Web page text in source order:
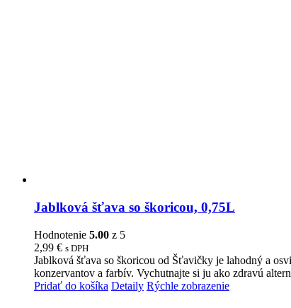
Jablková šťava so škoricou, 0,75L
Hodnotenie 5.00 z 5
2,99 € s DPH
Jablková šťava so škoricou od Šťavičky je lahodný a
konzervantov a farbív. Vychutnajte si ju ako zdravú
Pridať do košíka Detaily Rýchle zobrazenie